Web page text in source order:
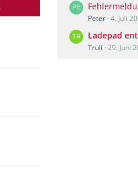
Peter 4. Juli
Ladepad
Truli 29. Juni